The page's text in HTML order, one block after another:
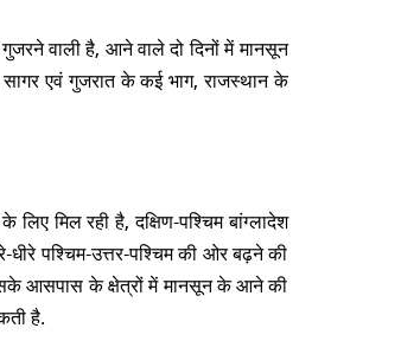
वाली है, आने वाले दो दिनों में मानसून
एवं गुजरात के कई भाग, राजस्थान के
मिल रही है, दक्षिण-पश्चिम बांग्लादेश
पश्चिम-उत्तर-पश्चिम की ओर बढ़ने की
आसपास के क्षेत्रों में मानसून के आने की
है.